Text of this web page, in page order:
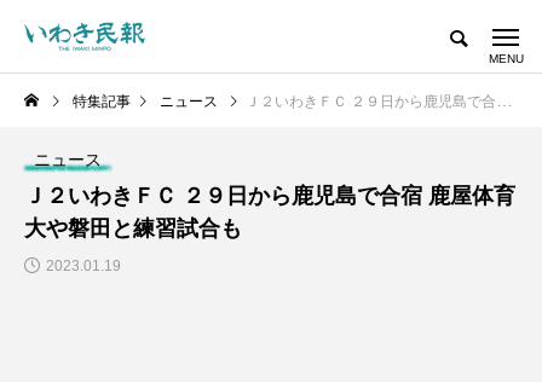
特集記事 ニュース Ｊ２いわきＦＣ ２９日から鹿児島で合宿 鹿屋体育大や磐田と練習試合も
ニュース
Ｊ２いわきＦＣ ２９日から鹿児島で合宿 鹿屋体育
大や磐田と練習試合も
2023.01.19